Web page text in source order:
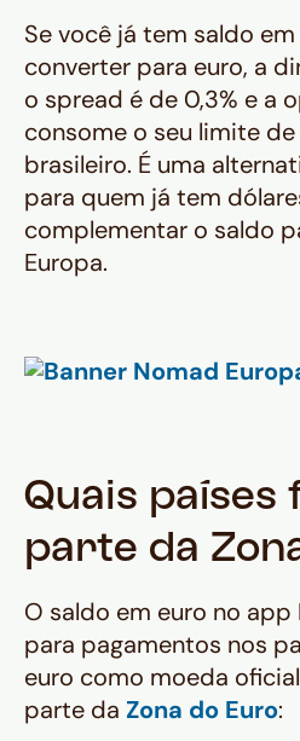
Se você já tem saldo
converter para euro, a
o spread é de 0,3% e a
consome o seu limite
brasileiro. É uma
para quem já tem
complementar o saldo
Europa.
Quais países
parte da
O saldo em euro no
para pagamentos nos
euro como moeda
parte da Zona do Euro: